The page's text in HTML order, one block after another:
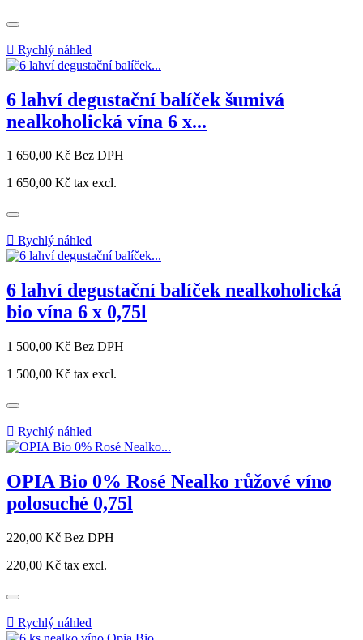
 Rychlý náhled
6 lahví degustační balíček šumivá
nealkoholická vína 6 x...
Cena
1 650,00 Kč Bez DPH
1 650,00 Kč tax excl.
 Rychlý náhled
6 lahví degustační balíček nealkoholická
bio vína 6 x 0,75l
Cena
1 500,00 Kč Bez DPH
1 500,00 Kč tax excl.
 Rychlý náhled
OPIA Bio 0% Rosé Nealko růžové víno
polosuché 0,75l
Cena
220,00 Kč Bez DPH
220,00 Kč tax excl.
 Rychlý náhled